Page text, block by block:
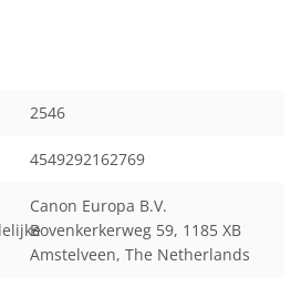
2546
4549292162769
Canon Europa B.V.
Bovenkerkerweg 59, 1185 XB
Amstelveen, The Netherlands